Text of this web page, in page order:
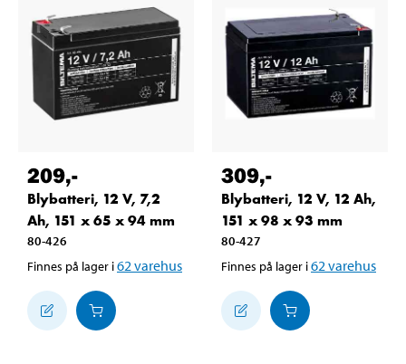
209,-
Blybatteri, 12 V, 7,2
Ah, 151 x 65 x 94 mm
80-426
Finnes på lager i62 varehus
309,-
Blybatteri, 12 V, 12 Ah,
151 x 98 x 93 mm
80-427
Finnes på lager i62 varehus